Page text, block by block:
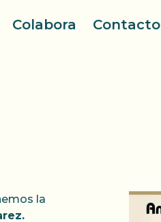
Colabora Contacto
la